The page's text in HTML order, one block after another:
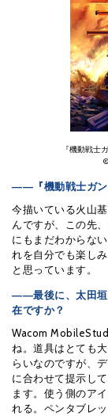
『機動戦士
――『機動戦士ガン
今描いている火山
んですが、この先
にもまだわからな
れを自分でも楽し
と思っています。
――最後に、太田垣
在ですか？
Wacom
ね。道具はとても
らいなのですが、
に合わせて提示し
ます。使う側のア
れる。ペンタブレ